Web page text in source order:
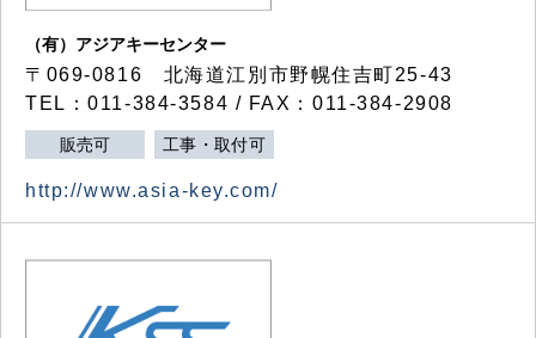
（有）アジアキーセンター
〒069-0816 北海道江別市野幌住吉町25-43
TEL：011-384-3584 / FAX：011-384-2908
販売可 工事・取付可
http://www.asia-key.com/